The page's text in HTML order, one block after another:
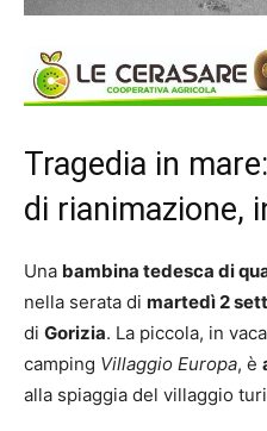
Tragedia in
di rianimazione,
Una bambina tedesca di
nella serata di martedì 2
di Gorizia. La piccola, in
camping Villaggio Europa, è
alla spiaggia del villaggio